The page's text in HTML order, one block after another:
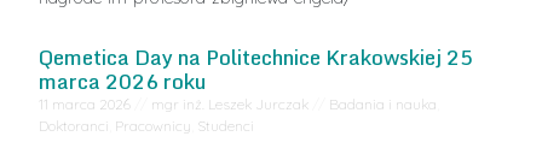
Qemetica Day na Politechnice Krakowskiej 25
marca 2026 roku
11 marca 2026 mgr inż. Leszek Jurczak Badania i nauka
Doktoranci Pracownicy Studenci